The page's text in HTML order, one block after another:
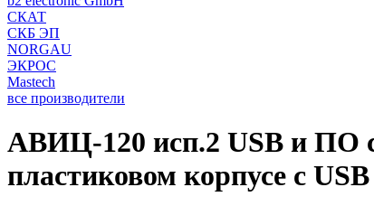
СКАТ
СКБ ЭП
NORGAU
ЭКРОС
Mastech
все производители
АВИЦ-120 исп.2 USB и ПО
пластиковом корпусе с